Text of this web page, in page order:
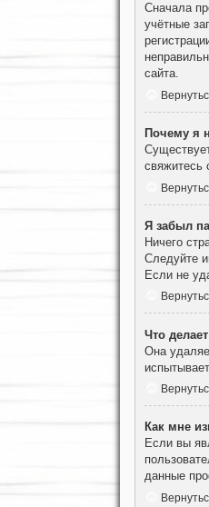
Сначала
учётные
сайта.
Почему я
свяжитесь
Я забыл
Ничего
Следуйте
Если не
Что
Она
Как мне
Если вы
данные